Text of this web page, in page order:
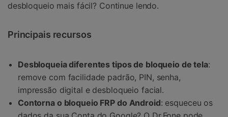
desbloqueio mais fácil? Continue lendo.
Principais recursos
Desbloqueia diferentes tipos de bloqueio de tela:
remove com facilidade padrão, PIN, senha,
impressão digital e desbloqueio facial.
Contorna o bloqueio FRP do Android: esqueceu os